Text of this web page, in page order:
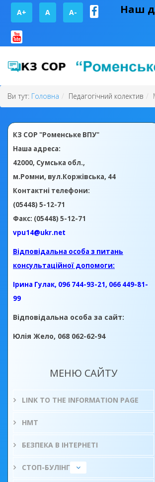
A+ А A- Наш
Ви тут: Головна Педагогічний колектив
КЗ СОР "Роменське ВПУ"
Наша адреса:
42000, Сумська обл.,
м.Ромни, вул.Коржівська, 44
Контактні телефони:
(05448) 5-12-71
Факс: (05448) 5-12-71
vpu14@ukr.net
Відповідальна особа з питань
консультаційної допомоги:
Ірина Гулак, 096 744-93-21, 066 449-81-
99
Відповідальна особа за сайт:
Юлія Жело, 068 062-62-94
МЕНЮ САЙТУ
LINK TO THE INFORMATION PAGE
НМТ
БЕЗПЕКА В ІНТЕРНЕТІ
СТОП-БУЛІНГ